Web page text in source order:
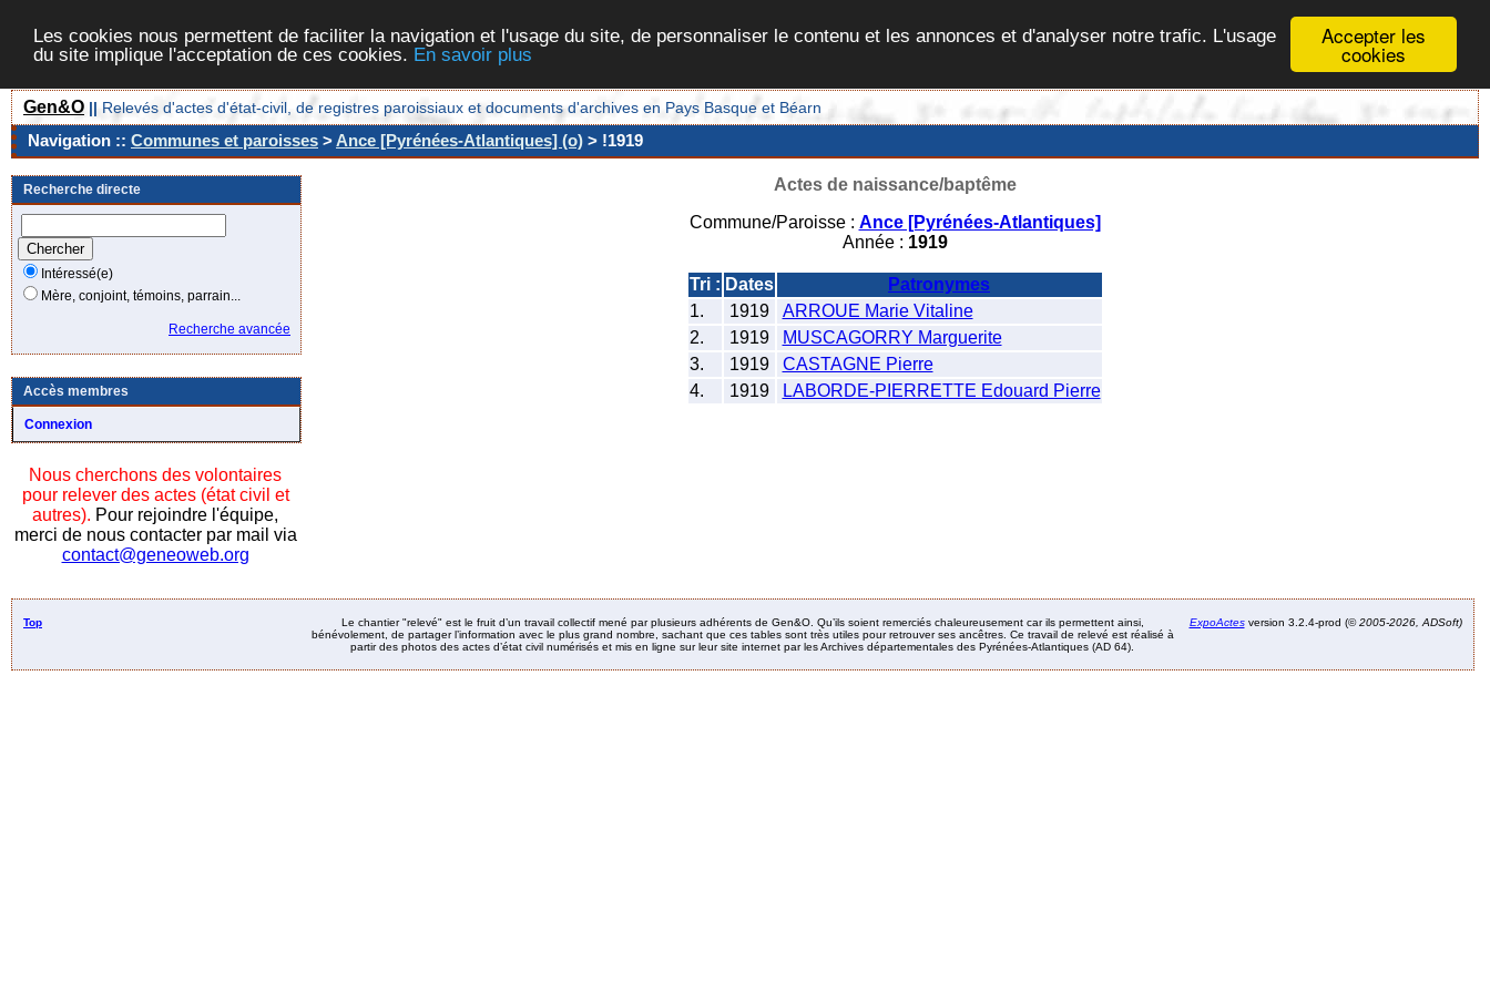
Accepter les
cookies
Les cookies nous permettent de faciliter la navigation et l'usage du site, de personnaliser le contenu et les annonces et d'analyser notre trafic. L'usage
du site implique l'acceptation de ces cookies. En savoir plus
Gen&O || Relevés d'actes d'état-civil, de registres paroissiaux et documents d'archives en Pays Basque et Béarn
Navigation :: Communes et paroisses >Ance [Pyrénées-Atlantiques] (o) > !1919
Recherche directe
Intéressé(e)
Mère, conjoint, témoins, parrain...
Recherche avancée
Accès membres
Connexion
Nous cherchons des volontaires
pour relever des actes (état civil et
autres). Pour rejoindre l'équipe,
merci de nous contacter par mail via
contact@geneoweb.org
Actes de naissance/baptême
Commune/Paroisse : Ance [Pyrénées-Atlantiques]
Année : 1919
Tri : Dates
Patronymes
1.
1919
ARROUE Marie Vitaline
2.
1919
MUSCAGORRY Marguerite
3.
1919
CASTAGNE Pierre
4.
1919 LABORDE-PIERRETTE Edouard Pierre
Top
Le chantier "relevé" est le fruit d’un travail collectif mené par plusieurs adhérents de Gen&O. Qu’ils soient remerciés chaleureusement car ils permettent ainsi,
bénévolement, de partager l’information avec le plus grand nombre, sachant que ces tables sont très utiles pour retrouver ses ancêtres. Ce travail de relevé est réalisé à
partir des photos des actes d’état civil numérisés et mis en ligne sur leur site internet par les Archives départementales des Pyrénées-Atlantiques (AD 64).
ExpoActesversion 3.2.4-prod (©2005-2026, ADSoft)